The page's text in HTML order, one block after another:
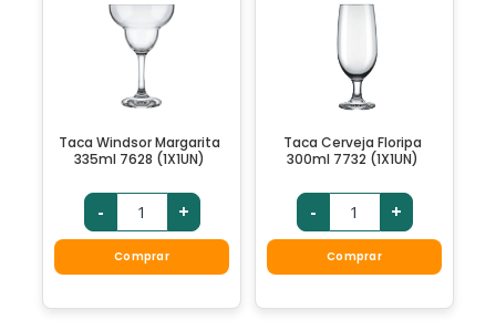
Taca Windsor Margarita
335ml 7628 (1X1UN)
- +
Comprar
Taca Cerveja Floripa
300ml 7732 (1X1UN)
- +
Comprar